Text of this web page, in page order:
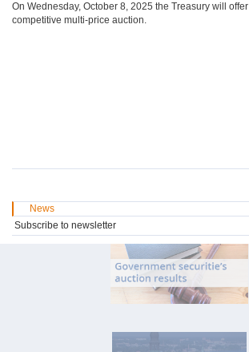
On Wednesday, October 8, 2025 the Treasury will
competitive multi-price auction.
News
Subscribe to newsletter